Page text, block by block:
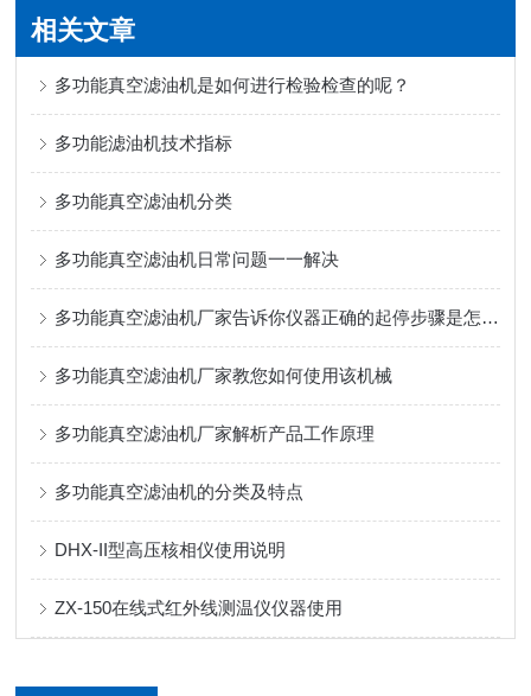
相关文章
多功能真空滤油机是如何进行检验检查的呢？
多功能滤油机技术指标
多功能真空滤油机分类
多功能真空滤油机日常问题一一解决
多功能真空滤油机厂家告诉你仪器正确的起停步骤是怎样的
多功能真空滤油机厂家教您如何使用该机械
多功能真空滤油机厂家解析产品工作原理
多功能真空滤油机的分类及特点
DHX-II型高压核相仪使用说明
ZX-150在线式红外线测温仪仪器使用